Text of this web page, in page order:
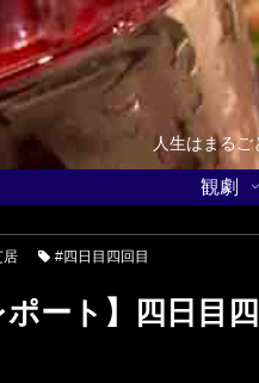
人生はまるご
観劇
居 #四日目四回目
ポート】四日目